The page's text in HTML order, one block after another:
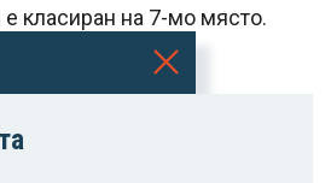
от
е класиран на 7-мо място.